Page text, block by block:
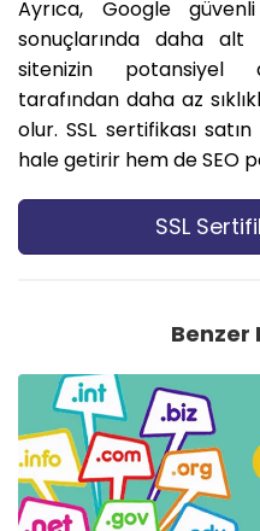
Ayrıca, Google
sonuçlarında daha
sitenizin potansiyel
tarafından daha az
olur. SSL sertifikası
hale getirir hem de SEO
SSL
Benzer